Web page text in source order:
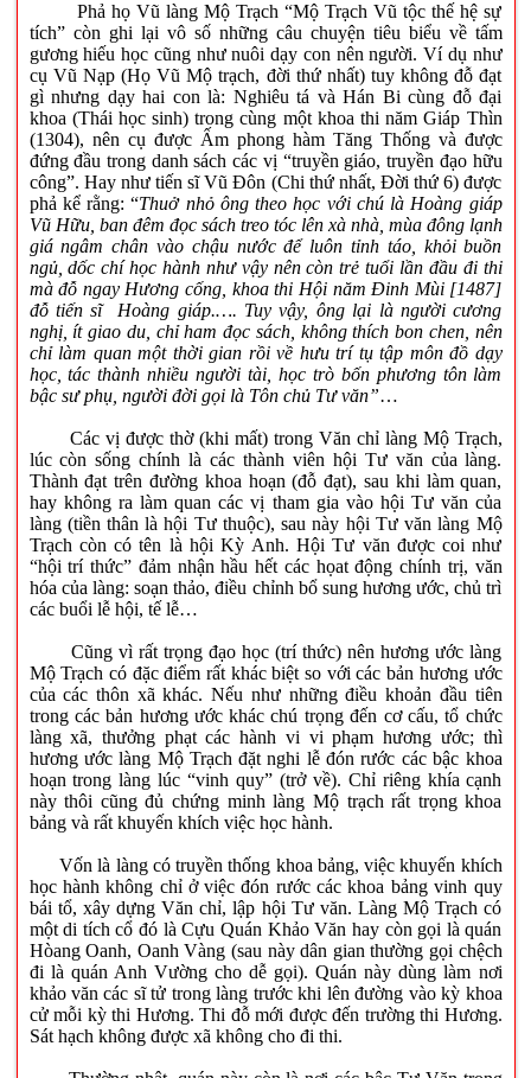
Phả họ Vũ làng Mộ Trạch “Mộ Trạch Vũ tộc thế hệ sự
tích” còn ghi lại vô số những câu chuyện tiêu biểu về tấm
gương hiếu học cũng như nuôi dạy con nên người. Ví dụ như
cụ Vũ Nạp (Họ Vũ Mộ trạch, đời thứ nhất) tuy không đỗ đạt
gì nhưng dạy hai con là: Nghiêu tá và Hán Bi cùng đỗ đại
khoa (Thái học sinh) trong cùng một khoa thi năm Giáp Thìn
(1304), nên cụ được Ấm phong hàm Tăng Thống và được
đứng đầu trong danh sách các vị “truyền giáo, truyền đạo hữu
công”. Hay như tiến sĩ Vũ Đôn (Chi thứ nhất, Đời thứ 6) được
phả kể rằng: “Thuở nhỏ ông theo học với chú là Hoàng giáp
Vũ Hữu, ban đêm đọc sách treo tóc lên xà nhà, mùa đông lạnh
giá ngâm chân vào chậu nước để luôn tỉnh táo, khỏi buồn
ngủ, dốc chí học hành như vậy nên còn trẻ tuổi lần đầu đi thi
mà đỗ ngay Hương cống, khoa thi Hội năm Đinh Mùi [1487]
đỗ tiến sĩ Hoàng giáp.…. Tuy vậy, ông lại là người cương
nghị, ít giao du, chỉ ham đọc sách, không thích bon chen, nên
chỉ làm quan một thời gian rồi về hưu trí tụ tập môn đồ dạy
học, tác thành nhiều người tài, học trò bốn phương tôn làm
bậc sư phụ, người đời gọi là Tôn chủ Tư văn”…
Các vị được thờ (khi mất) trong Văn chỉ làng Mộ Trạch,
lúc còn sống chính là các thành viên hội Tư văn của làng.
Thành đạt trên đường khoa hoạn (đỗ đạt), sau khi làm quan,
hay không ra làm quan các vị tham gia vào hội Tư văn của
làng (tiền thân là hội Tư thuộc), sau này hội Tư văn làng Mộ
Trạch còn có tên là hội Kỳ Anh. Hội Tư văn được coi như
“hội trí thức” đảm nhận hầu hết các họat động chính trị, văn
hóa của làng: soạn thảo, điều chỉnh bổ sung hương ước, chủ trì
các buổi lễ hội, tế lễ…
Cũng vì rất trọng đạo học (trí thức) nên hương ước làng
Mộ Trạch có đặc điểm rất khác biệt so với các bản hương ước
của các thôn xã khác. Nếu như những điều khoản đầu tiên
trong các bản hương ước khác chú trọng đến cơ cấu, tổ chức
làng xã, thưởng phạt các hành vi vi phạm hương ước; thì
hương ước làng Mộ Trạch đặt nghi lễ đón rước các bậc khoa
hoạn trong làng lúc “vinh quy” (trở về). Chỉ riêng khía cạnh
này thôi cũng đủ chứng minh làng Mộ trạch rất trọng khoa
bảng và rất khuyến khích việc học hành.
Vốn là làng có truyền thống khoa bảng, việc khuyến khích
học hành không chỉ ở việc đón rước các khoa bảng vinh quy
bái tổ, xây dựng Văn chỉ, lập hội Tư văn. Làng Mộ Trạch có
một di tích cổ đó là Cựu Quán Khảo Văn hay còn gọi là quán
Hòang Oanh, Oanh Vàng (sau này dân gian thường gọi chệch
đi là quán Anh Vường cho dễ gọi). Quán này dùng làm nơi
khảo văn các sĩ tử trong làng trước khi lên đường vào kỳ khoa
cử mỗi kỳ thi Hương. Thi đỗ mới được đến trường thi Hương.
Sát hạch không được xã không cho đi thi.